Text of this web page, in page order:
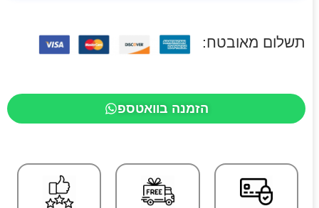
תשלום מאובטח:
הזמנה בוואטספ